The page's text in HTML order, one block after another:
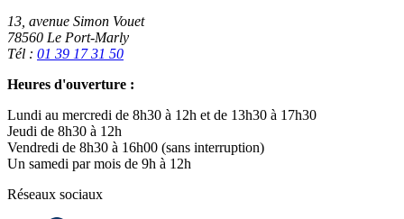
13, avenue Simon Vouet
78560 Le Port-Marly
Tél : 01 39 17 31 50
Heures d'ouverture :
Lundi au mercredi de 8h30 à 12h et de 13h30 à 17h30
Jeudi de 8h30 à 12h
Vendredi de 8h30 à 16h00 (sans interruption)
Un samedi par mois de 9h à 12h
Réseaux sociaux